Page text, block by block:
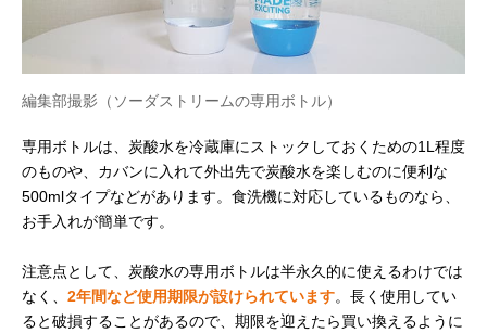
編集部撮影（ソーダストリームの専用ボトル）
専用ボトルは、炭酸水を冷蔵庫にストックしておくための1L程度
のものや、カバンに入れて外出先で炭酸水を楽しむのに便利な
500mlタイプなどがあります。食洗機に対応しているものなら、
お手入れが簡単です。
注意点として、炭酸水の専用ボトルは半永久的に使えるわけでは
なく、 2年間など使用期限が設けられています。長く使用してい
ると破損することがあるので、期限を迎えたら買い換えるように